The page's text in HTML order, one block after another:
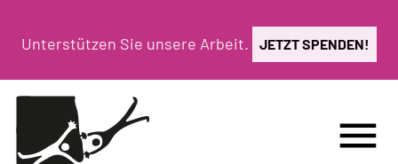
zumUnterstützen Sie unsere Arbeit. JETZT SPENDEN!
menu